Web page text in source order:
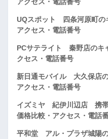
UQスポット 四条河原町の
アクセス・電話番号
PCサテライト 秦野店のキ
クセス・電話番号
新日通モバイル 大久保店
アクセス・電話番号
イズミヤ 紀伊川辺店 携帯
価格比較・アクセス・電話
平和堂 アル・プラザ城陽